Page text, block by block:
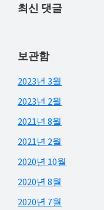
최신 댓글
보관함
2023년 3월
2023년 2월
2021년 8월
2021년 2월
2020년 10월
2020년 8월
2020년 7월